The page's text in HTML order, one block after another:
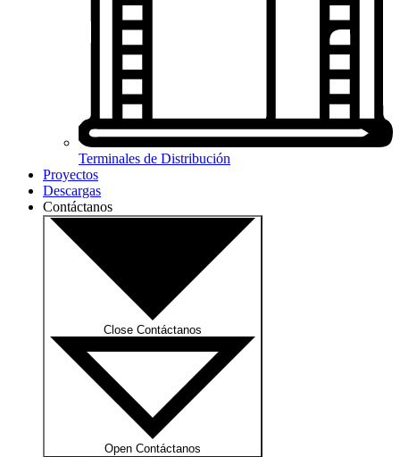
Terminales de Distribución
Proyectos
Descargas
Contáctanos
Close Contáctanos
Open Contáctanos